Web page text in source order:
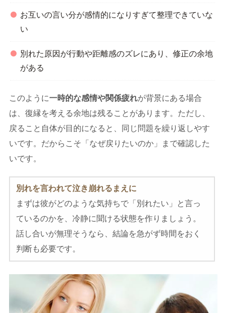
お互いの言い分が感情的になりすぎて整理できていな
い
別れた原因が行動や距離感のズレにあり、修正の余地
がある
このように一時的な感情や関係疲れが背景にある場合
は、復縁を考える余地は残ることがあります。ただし、
戻ること自体が目的になると、同じ問題を繰り返しやす
いです。だからこそ「なぜ戻りたいのか」まで確認した
いです。
別れを言われて泣き崩れるまえに
まずは彼がどのような気持ちで「別れたい」と言っ
ているのかを、冷静に聞ける状態を作りましょう。
話し合いが無理そうなら、結論を急がず時間をおく
判断も必要です。